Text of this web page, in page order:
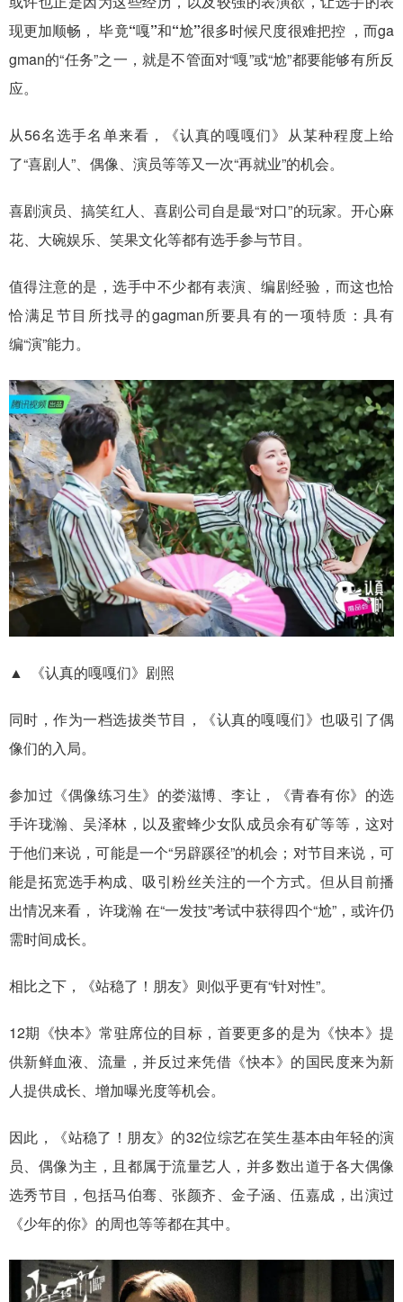
现更加顺畅，毕竟“嘎”和“尬”很多时候尺度很难把控 ，而ga
gman的“任务”之一，就是不管面对“嘎”或“尬”都要能够有所反
应。
从56名选手名单来看，《认真的嘎嘎们》从某种程度上给
了“喜剧人”、偶像、演员等等又一次“再就业”的机会。
喜剧演员、搞笑红人、喜剧公司自是最“对口”的玩家。开心麻
花、大碗娱乐、笑果文化等都有选手参与节目。
值得注意的是，选手中不少都有表演、编剧经验，而这也恰
恰满足节目所找寻的gagman所要具有的一项特质：具有
编“演”能力。
▲ 《认真的嘎嘎们》剧照
同时，作为一档选拔类节目，《认真的嘎嘎们》也吸引了偶
像们的入局。
参加过《偶像练习生》的娄滋博、李让，《青春有你》的选
手许珑瀚、吴泽林，以及蜜蜂少女队成员余有矿等等，这对
于他们来说，可能是一个“另辟蹊径”的机会；对节目来说，可
能是拓宽选手构成、吸引粉丝关注的一个方式。但从目前播
出情况来看， 许珑瀚 在“一发技”考试中获得四个“尬”，或许仍
需时间成长。
相比之下，《站稳了！朋友》则似乎更有“针对性”。
12期《快本》常驻席位的目标，首要更多的是为《快本》提
供新鲜血液、流量，并反过来凭借《快本》的国民度来为新
人提供成长、增加曝光度等机会。
因此，《站稳了！朋友》的32位综艺在笑生基本由年轻的演
员、偶像为主，且都属于流量艺人，并多数出道于各大偶像
选秀节目，包括马伯骞、张颜齐、金子涵、伍嘉成，出演过
《少年的你》的周也等等都在其中。